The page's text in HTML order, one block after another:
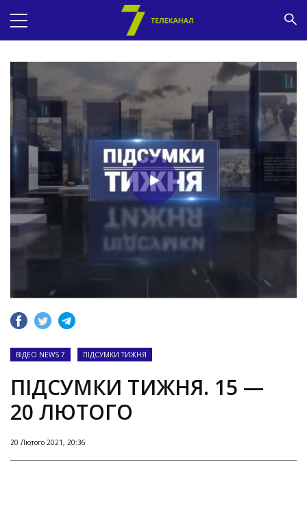
ВІДЕО NEWS 7 ПІДСУМКИ ТИЖНЯ
ПІДСУМКИ ТИЖНЯ. 15 —
20 ЛЮТОГО
20 Лютого 2021, 20:36